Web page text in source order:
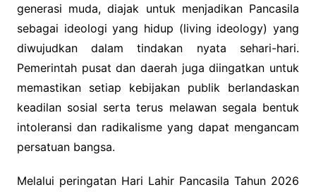
generasi muda, diajak untuk menjadikan Pancasila
sebagai ideologi yang hidup (living ideology) yang
diwujudkan dalam tindakan nyata sehari-hari.
Pemerintah pusat dan daerah juga diingatkan untuk
memastikan setiap kebijakan publik berlandaskan
keadilan sosial serta terus melawan segala bentuk
intoleransi dan radikalisme yang dapat mengancam
persatuan bangsa.
Melalui peringatan Hari Lahir Pancasila Tahun 2026